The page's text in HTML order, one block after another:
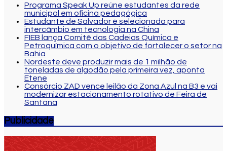
Programa Speak Up reúne estudantes da rede
municipal em oficina pedagógica
Estudante de Salvador é selecionada para
intercâmbio em tecnologia na China
FIEB lança Comitê das Cadeias Química e
Petroquímica com o objetivo de fortalecer o setor na
Bahia
Nordeste deve produzir mais de 1 milhão de
toneladas de algodão pela primeira vez, aponta
Etene
Consórcio ZAD vence leilão da Zona Azul na B3 e vai
modernizar estacionamento rotativo de Feira de
Santana
Publicidade